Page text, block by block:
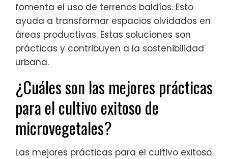
fomenta el uso de terrenos baldíos. Esto
ayuda a transformar espacios olvidados en
áreas productivas. Estas soluciones son
prácticas y contribuyen a la sostenibilidad
urbana.
¿Cuáles son las mejores prácticas
para el cultivo exitoso de
microvegetales?
Las mejores prácticas para el cultivo exitoso